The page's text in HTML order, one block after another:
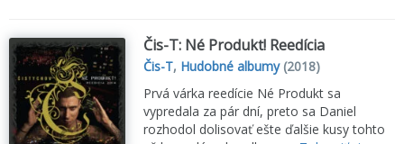
Čis-T: Né Produkt! Reedícia
Čis-T, Hudobné albumy(2018)
Prvá várka reedície Né Produkt sa
vypredala za pár dní, preto sa Daniel
rozhodol dolisovať ešte ďalšie kusy tohto